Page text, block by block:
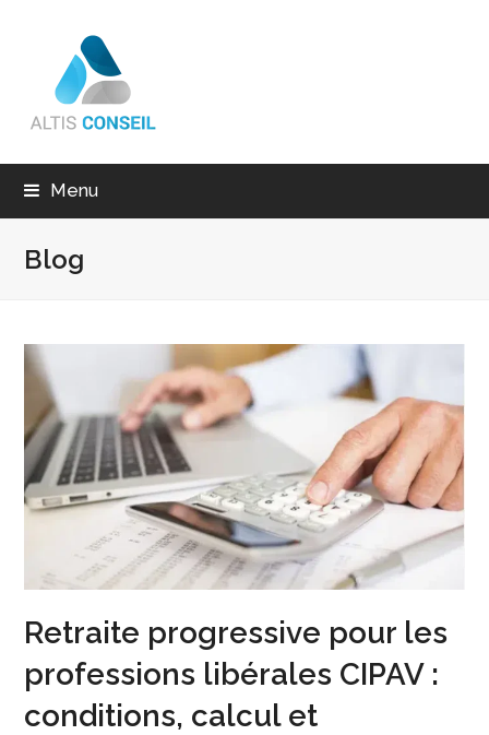
Menu
Blog
Retraite progressive pour les
professions libérales CIPAV :
conditions, calcul et